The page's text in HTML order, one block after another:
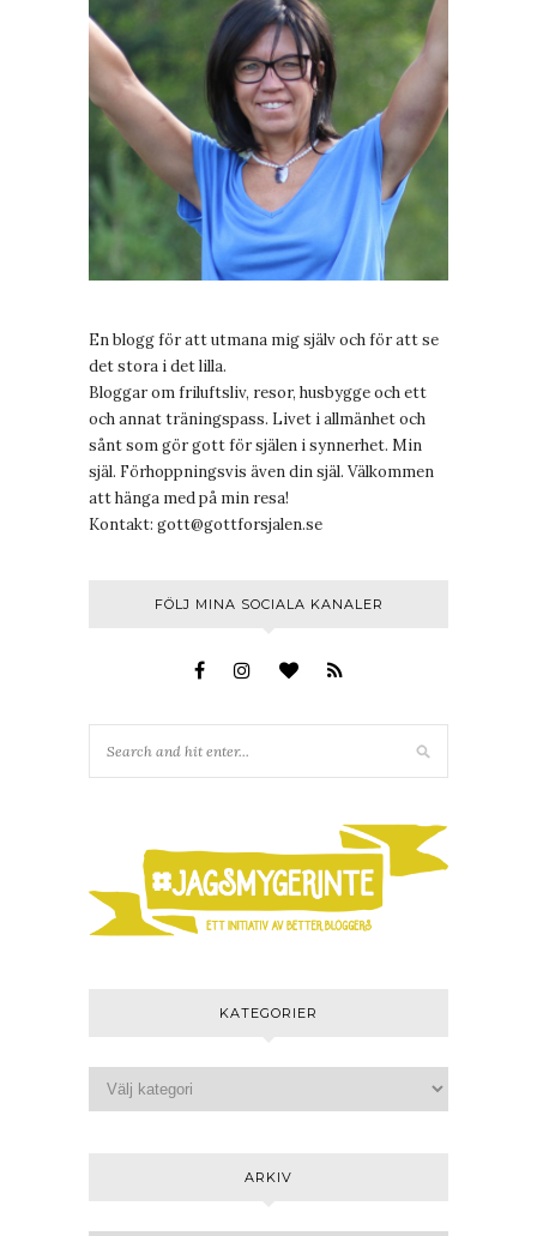
En blogg för att utmana mig själv och för att se
det stora i det lilla.
Bloggar om friluftsliv, resor, husbygge och ett
och annat träningspass. Livet i allmänhet och
sånt som gör gott för själen i synnerhet. Min
själ. Förhoppningsvis även din själ. Välkommen
att hänga med på min resa!
Kontakt: gott@gottforsjalen.se
FÖLJ MINA SOCIALA KANALER
KATEGORIER
ARKIV